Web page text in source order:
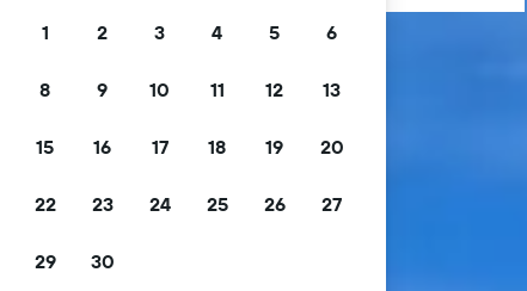
1 2 3 4 5 6
8 9 10 11 12 13
15 16 17 18 19 20
22 23 24 25 26 27
29 30